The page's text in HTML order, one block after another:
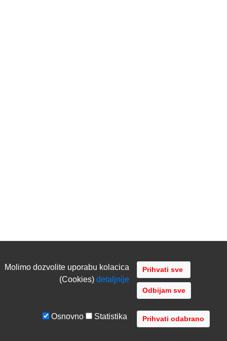
Molimo dozvolite uporabu kolacica
(Cookies)detaljnije
Odbijam sve
Osnovno Statistika